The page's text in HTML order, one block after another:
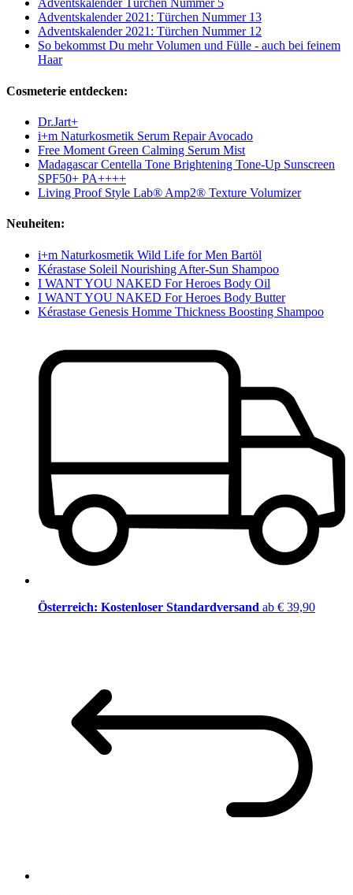
Adventskalender Türchen Nummer 5
Adventskalender 2021: Türchen Nummer 13
Adventskalender 2021: Türchen Nummer 12
So bekommst Du mehr Volumen und Fülle - auch bei feinem
Haar
Cosmeterie entdecken:
Dr.Jart+
i+m Naturkosmetik Serum Repair Avocado
Free Moment Green Calming Serum Mist
Madagascar Centella Tone Brightening Tone-Up Sunscreen
SPF50+ PA++++
Living Proof Style Lab® Amp2® Texture Volumizer
Neuheiten:
i+m Naturkosmetik Wild Life for Men Bartöl
Kérastase Soleil Nourishing After-Sun Shampoo
I WANT YOU NAKED For Heroes Body Oil
I WANT YOU NAKED For Heroes Body Butter
Kérastase Genesis Homme Thickness Boosting Shampoo
Österreich: Kostenloser Standardversand ab € 39,90